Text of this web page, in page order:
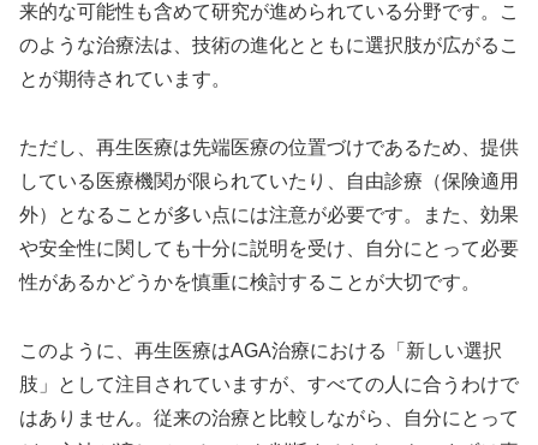
来的な可能性も含めて研究が進められている分野です。こ
のような治療法は、技術の進化とともに選択肢が広がるこ
とが期待されています。
ただし、再生医療は先端医療の位置づけであるため、提供
している医療機関が限られていたり、自由診療（保険適用
外）となることが多い点には注意が必要です。また、効果
や安全性に関しても十分に説明を受け、自分にとって必要
性があるかどうかを慎重に検討することが大切です。
このように、再生医療はAGA治療における「新しい選択
肢」として注目されていますが、すべての人に合うわけで
はありません。従来の治療と比較しながら、自分にとって